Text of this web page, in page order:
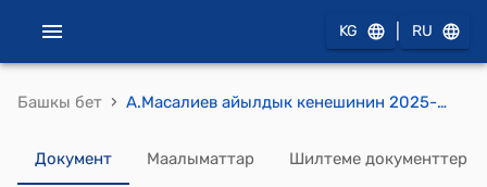
KG RU
Башкы бет › А.Масалиев айылдык кенешинин 2025-жылдын 22-декабрындагы №70 "А.Масалиев айыл өкмөтүнүн бюджетинен Исфайрам муниципалдык ишканасына субсидия берүү боюнча Жобону бекитүү жөнүндө" токтому
Документ Маалыматтар Шилтеме документтер